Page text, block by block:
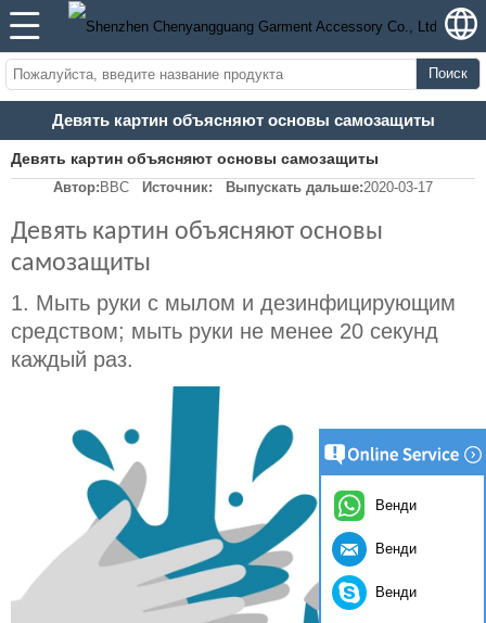
Поиск
Девять картин объясняют основы самозащиты
Девять картин объясняют основы самозащиты
Автор: BBC Источник: Выпускать дальше:2020-03-17
Девять картин объясняют основы
самозащиты
1. Мыть руки с мылом и дезинфицирующим
средством; мыть руки не менее 20 секунд
каждый раз.
Венди
Венди
Венди